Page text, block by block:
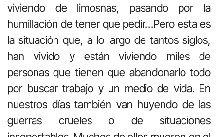
viviendo de limosnas, pasando por la
humillación de tener que pedir…Pero esta es
la situación que, a lo largo de tantos siglos,
han vivido y están viviendo miles de
personas que tienen que abandonarlo todo
por buscar trabajo y un medio de vida. En
nuestros días también van huyendo de las
guerras crueles o de situaciones